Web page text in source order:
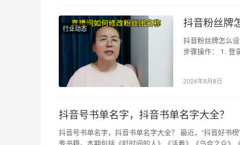
行业动态 抖音粉丝牌
抖音粉丝牌怎么
步骤操作： 1. 登
2024年8月8日
抖音号书单名字，抖音书单名字大全？
抖音号书单名字，抖音书单名字大全？ 最近，“抖音好书
秀书籍。本期包括《赶时间的人》《活着》《乌合之众》